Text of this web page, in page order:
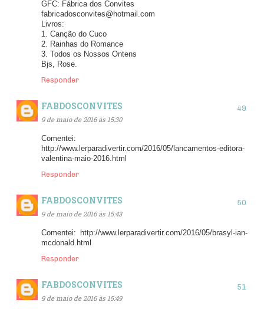
GFC: Fábrica dos Convites
fabricadosconvites@hotmail.com
Livros:
1. Canção do Cuco
2. Rainhas do Romance
3. Todos os Nossos Ontens
Bjs, Rose.
Responder
FABDOSCONVITES
9 de maio de 2016 às 15:30
Comentei:
http://www.lerparadivertir.com/2016/05/lancamentos-editora-
valentina-maio-2016.html
Responder
FABDOSCONVITES
9 de maio de 2016 às 15:43
Comentei: http://www.lerparadivertir.com/2016/05/brasyl-ian-
mcdonald.html
Responder
FABDOSCONVITES
9 de maio de 2016 às 15:49